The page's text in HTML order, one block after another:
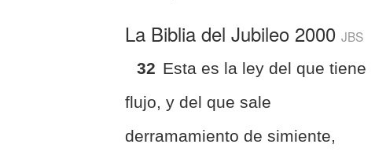
La Biblia del Jubileo 2000JBS
32 Esta es la ley del que tiene
flujo, y del que sale
derramamiento de simiente,